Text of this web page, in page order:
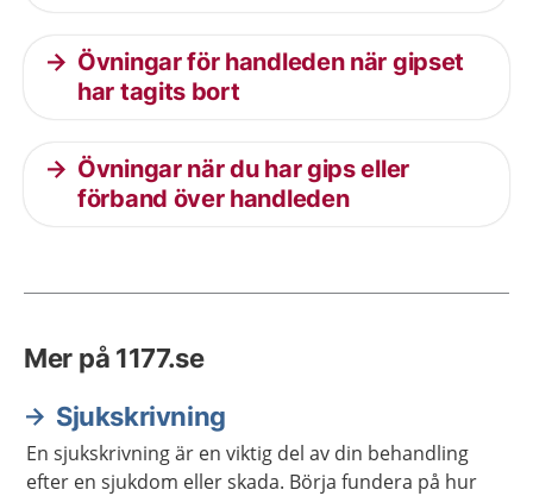
Övningar för handleden när gipset
har tagits bort
Övningar när du har gips eller
förband över handleden
Mer på 1177.se
Sjukskrivning
En sjukskrivning är en viktig del av din behandling
efter en sjukdom eller skada. Börja fundera på hur